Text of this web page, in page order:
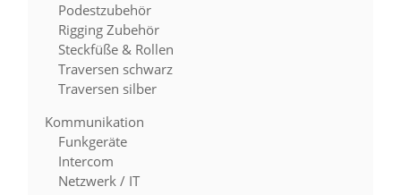
Podestzubehör
Rigging Zubehör
Steckfüße & Rollen
Traversen schwarz
Traversen silber
Kommunikation
Funkgeräte
Intercom
Netzwerk / IT